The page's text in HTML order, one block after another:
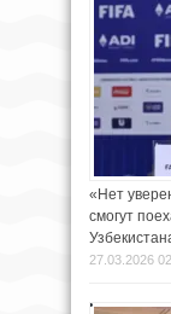
«Нет
смогут
27.03.2026